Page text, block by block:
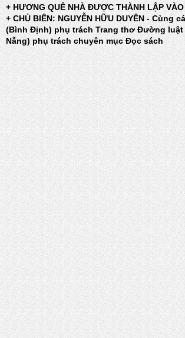
+ HƯƠNG QUÊ NHÀ ĐƯỢC THÀNH LẬP
+ CHỦ BIÊN: NGUYỄN HỮU DUYÊN - Cùng
(Bình Định) phụ trách Trang thơ Đường luật
Nẵng) phụ trách chuyên mục Đọc sách